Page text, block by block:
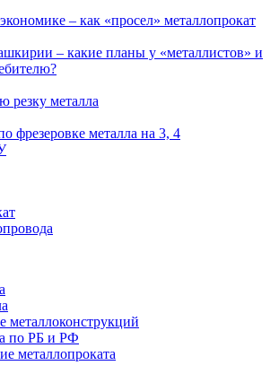
– как «просел» металлопрокат
– какие планы у «металлистов» и
резку металла
фрезеровке металла на 3, 4
металлоконструкций
по РБ и РФ
металлопроката